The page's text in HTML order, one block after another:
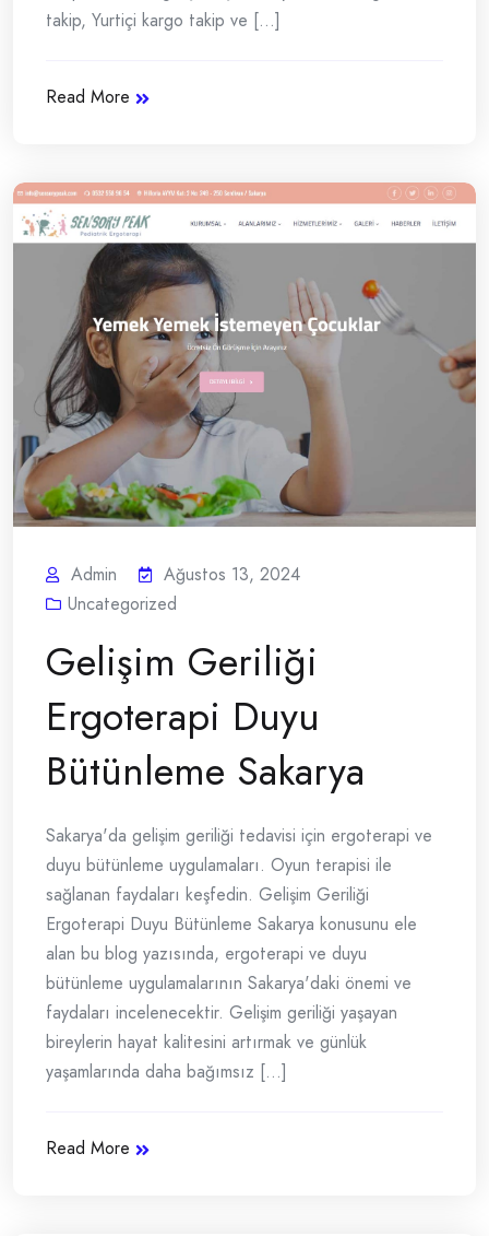
takip, Yurtiçi kargo takip ve [...]
Read More
Admin
Ağustos 13, 2024
Uncategorized
Gelişim Geriliği
Ergoterapi Duyu
Bütünleme Sakarya
Sakarya'da gelişim geriliği tedavisi için ergoterapi ve
duyu bütünleme uygulamaları. Oyun terapisi ile
sağlanan faydaları keşfedin. Gelişim Geriliği
Ergoterapi Duyu Bütünleme Sakarya konusunu ele
alan bu blog yazısında, ergoterapi ve duyu
bütünleme uygulamalarının Sakarya'daki önemi ve
faydaları incelenecektir. Gelişim geriliği yaşayan
bireylerin hayat kalitesini artırmak ve günlük
yaşamlarında daha bağımsız [...]
Read More